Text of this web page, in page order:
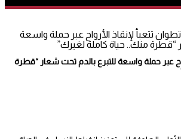
تطوان تتعبأ لإنقاذ الأرواح عبر حملة واسعة
“قطرة منك.. حياة كاملة لغيرك”
عبر حملة واسعة للتبرع بالدم تحت شعار “قطرة